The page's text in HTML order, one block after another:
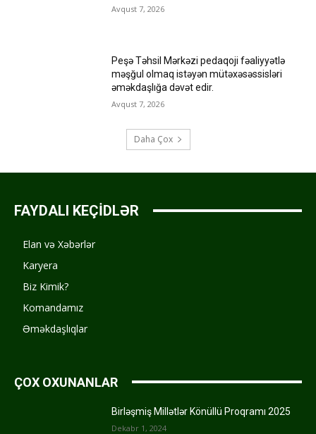
Avqust 7, 2026
Peşə Təhsil Mərkəzi pedaqoji fəaliyyətlə
məşğul olmaq istəyən mütəxəsəssisləri
əməkdaşlığa dəvət edir.
Avqust 7, 2026
Daha Çox
FAYDALI KEÇİDLƏR
Elan və Xəbərlər
Karyera
Biz Kimik?
Komandamız
Əməkdaşlıqlar
ÇOX OXUNANLAR
Birləşmiş Millətlər Könüllü Proqramı 2025
Dekabr 1, 2024